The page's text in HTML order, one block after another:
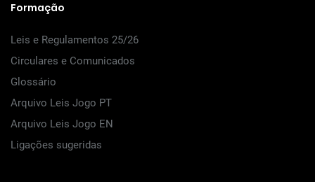
Formação
Leis e Regulamentos 25/26
Circulares e Comunicados
Glossário
Arquivo Leis Jogo PT
Arquivo Leis Jogo EN
Ligações sugeridas